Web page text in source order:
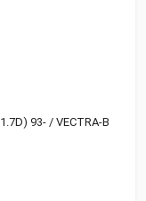
93- / VECTRA-B